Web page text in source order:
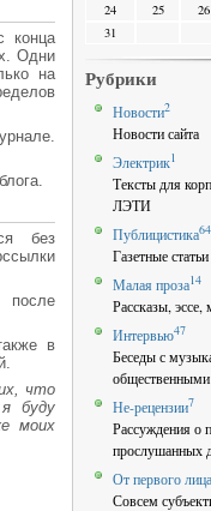
конца
Одни
на
без
после
в
что
буду
моих
24
25 26
31
Рубрики
Новости2
Новости сайта
Электрик1
Тексты для
ЛЭТИ
Публицистика64
Газетные
Малая проза14
Рассказы,
Интервью47
Беседы с
Не-рецензии7
Рассуждения о
прослушанных
От первого лица
Совсем